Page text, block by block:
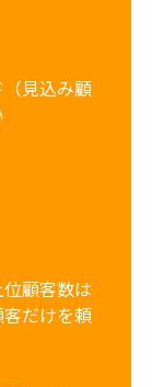
見込み顧
顧客数は
だけを頼